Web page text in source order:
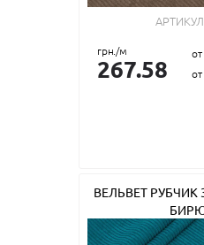
грн./м
267.58
ВЕЛЬВЕТ